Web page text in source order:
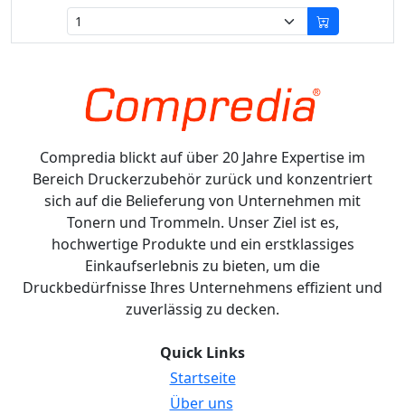
Compredia blickt auf über 20 Jahre Expertise im
Bereich Druckerzubehör zurück und konzentriert
sich auf die Belieferung von Unternehmen mit
Tonern und Trommeln. Unser Ziel ist es,
hochwertige Produkte und ein erstklassiges
Einkaufserlebnis zu bieten, um die
Druckbedürfnisse Ihres Unternehmens effizient und
zuverlässig zu decken.
Quick Links
Startseite
Über uns